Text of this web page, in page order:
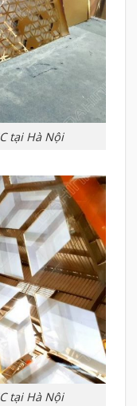
tại Hà Nội
tại Hà Nội